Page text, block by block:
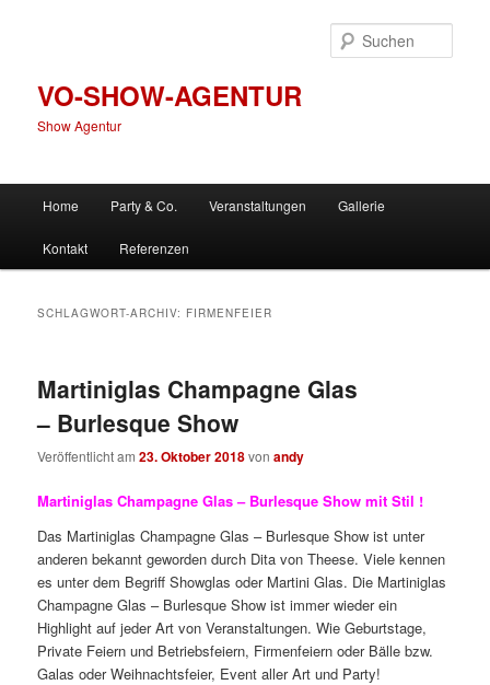
VO-SHOW-AGENTUR
Show Agentur
Home Party & Co. Veranstaltungen Gallerie
Kontakt Referenzen
SCHLAGWORT-ARCHIV: FIRMENFEIER
Martiniglas Champagne Glas
– Burlesque Show
Veröffentlicht am23. Oktober 2018vonandy
Martiniglas Champagne Glas – Burlesque Show mit Stil !
Das Martiniglas Champagne Glas – Burlesque Show ist unter
anderen bekannt geworden durch Dita von Theese. Viele kennen
es unter dem Begriff Showglas oder Martini Glas. Die Martiniglas
Champagne Glas – Burlesque Show ist immer wieder ein
Highlight auf jeder Art von Veranstaltungen. Wie Geburtstage,
Private Feiern und Betriebsfeiern, Firmenfeiern oder Bälle bzw.
Galas oder Weihnachtsfeier, Event aller Art und Party!